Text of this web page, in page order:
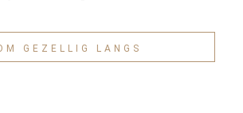
GEZELLIG LANGS